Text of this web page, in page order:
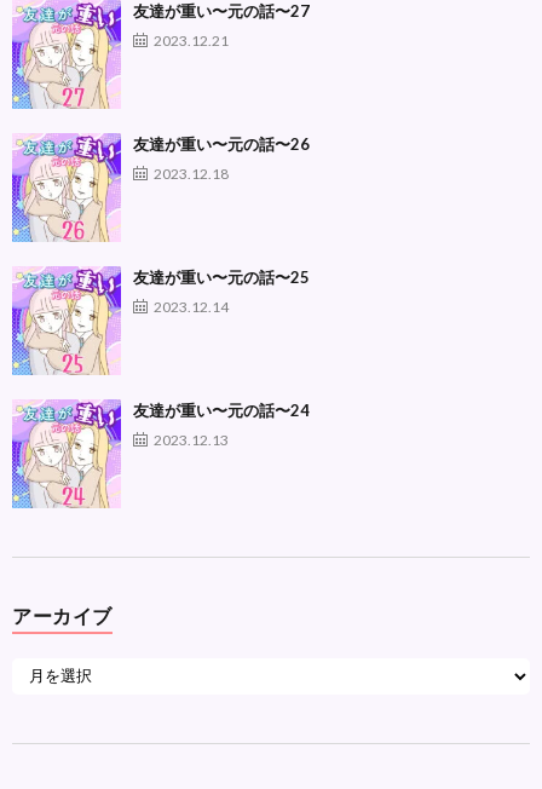
友達が重い〜元の話〜27
2023.12.21
友達が重い〜元の話〜26
2023.12.18
友達が重い〜元の話〜25
2023.12.14
友達が重い〜元の話〜24
2023.12.13
アーカイブ